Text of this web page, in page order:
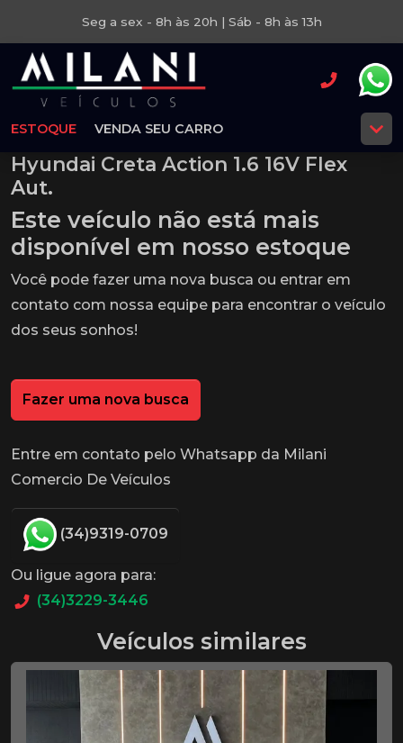
Seg a sex - 8h às 20h | Sáb - 8h às 13h
ESTOQUE VENDA SEU CARRO
Hyundai Creta Action 1.6 16V Flex
Aut.
Este veículo não está mais
disponível em nosso estoque
Você pode fazer uma nova busca ou entrar em
contato com nossa equipe para encontrar o veículo
dos seus sonhos!
Fazer uma nova busca
Entre em contato pelo Whatsapp da Milani
Comercio De Veículos
(34)9319-0709
Ou ligue agora para:
(34)3229-3446
Veículos similares